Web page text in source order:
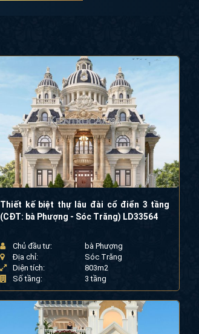
Thiết kế biệt thự lâu đài cổ điển 3 tầng
(CĐT: bà Phượng - Sóc Trăng) LD33564
Chủ đầu tư:
bà Phượng
Địa chỉ:
Sóc Trăng
Diện tích:
803m2
Số tầng:
3 tầng